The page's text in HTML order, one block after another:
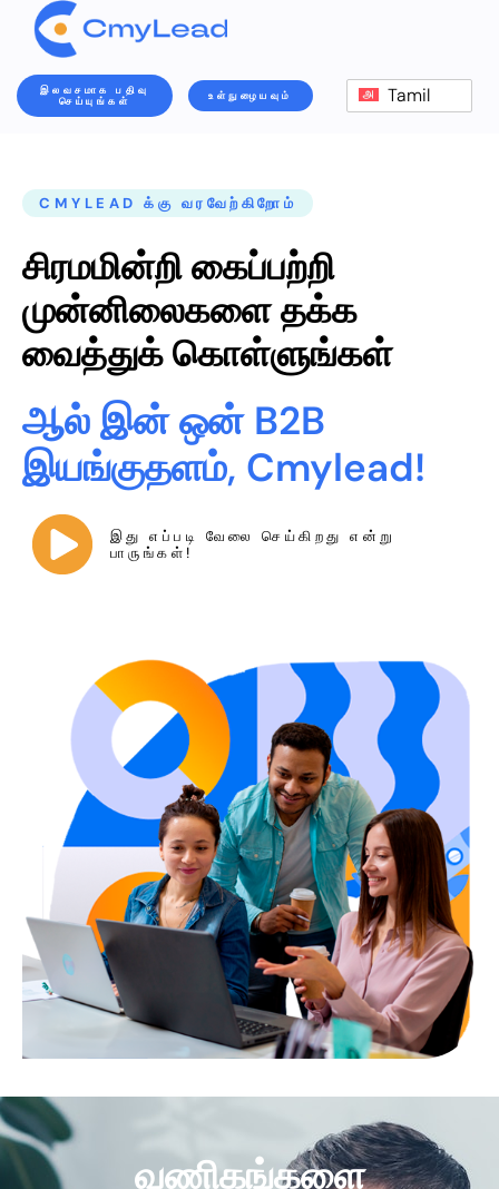
இலவசமாக பதிவு
செய்யுங்கள்
உள்நுழையவும் Tamil
CMYLEAD க்கு வரவேற்கிறோம்
சிரமமின்றி கைப்பற்றி
முன்னிலைகளை தக்க
வைத்துக் கொள்ளுங்கள்
ஆல் இன் ஒன் B2B
இயங்குதளம், Cmylead!
இது எப்படி வேலை செய்கிறது என்று
பாருங்கள்!
வணிகங்களை